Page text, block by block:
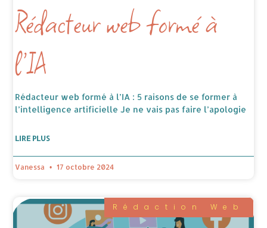
Rédacteur web formé à
l’IA
Rédacteur web formé à l’IA : 5 raisons de se former à
l’intelligence artificielle Je ne vais pas faire l’apologie
LIRE PLUS
Vanessa 17 octobre 2024
Rédaction Web